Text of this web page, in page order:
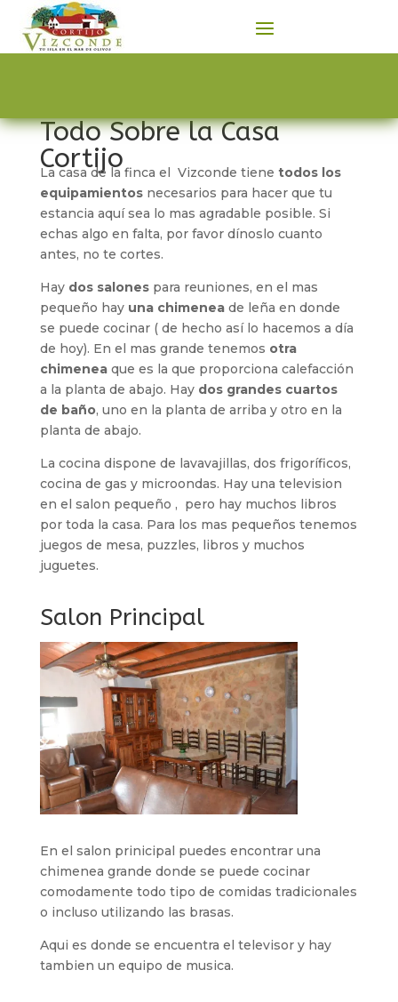
Todo Sobre la Casa
Cortijo
La casa de la finca el Vizconde tiene todos los
equipamientosnecesarios para hacer que tu
estancia aquí sea lo mas agradable posible. Si
echas algo en falta, por favor dínoslo cuanto
antes, no te cortes.
Hay dos salonespara reuniones, en el mas
pequeño hay una chimeneade leña en donde
se puede cocinar ( de hecho así lo hacemos a día
de hoy). En el mas grande tenemos otra
chimeneaque es la que proporciona calefacción
a la planta de abajo. Hay dos grandes cuartos
de baño, uno en la planta de arriba y otro en la
planta de abajo.
La cocina dispone de lavavajillas, dos frigoríficos,
cocina de gas y microondas. Hay una television
en el salon pequeño , pero hay muchos libros
por toda la casa. Para los mas pequeños tenemos
juegos de mesa, puzzles, libros y muchos
juguetes.
Salon Principal
En el salon prinicipal puedes encontrar una
chimenea grande donde se puede cocinar
comodamente todo tipo de comidas tradicionales
o incluso utilizando las brasas.
Aqui es donde se encuentra el televisor y hay
tambien un equipo de musica.